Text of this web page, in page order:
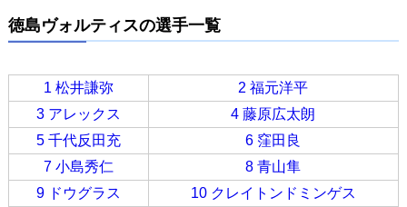
徳島ヴォルティスの選手一覧
1 松井謙弥
2 福元洋平
3 アレックス
4 藤原広太朗
5 千代反田充
6 窪田良
7 小島秀仁
8 青山隼
9 ドウグラス
10 クレイトンドミンゲス